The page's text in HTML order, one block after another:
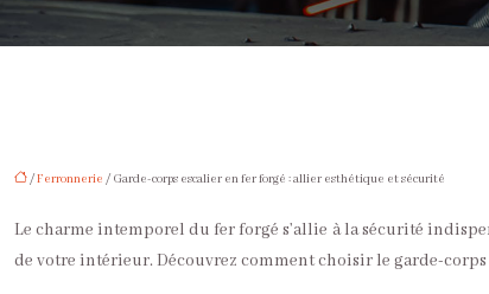
/Ferronnerie / Garde-corps escalier en fer forgé : allier esthétique et sécurité
Le charme intemporel du fer forgé s’allie à la sécurité
de votre intérieur. Découvrez comment choisir le garde-